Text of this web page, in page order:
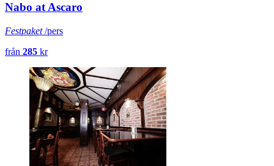
Nabo at Ascaro
Festpaket/pers
från 285 kr